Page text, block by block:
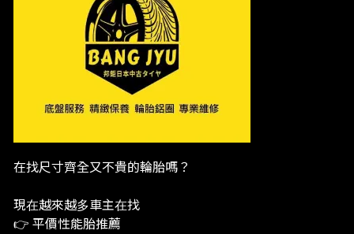
在找尺寸齊全又不貴的輪胎嗎？
現在越來越多車主在找
👉 平價性能胎推薦